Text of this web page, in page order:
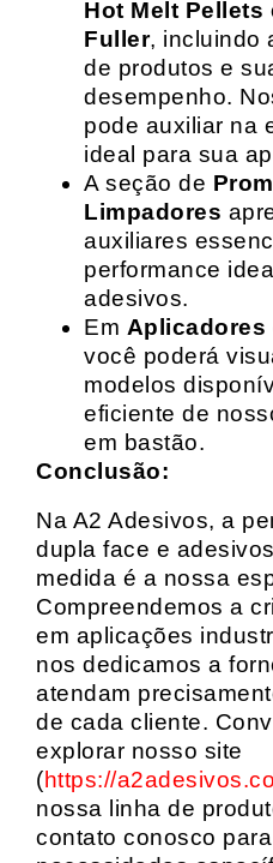
Hot Melt Pellets
Fuller, incluindo
de produtos e
desempenho.
pode auxiliar na
ideal para sua
A seção de
Limpadores
auxiliares
performance
adesivos.
Em Aplicadores
você poderá
modelos
eficiente de
em bastão.
Conclusão:
Na A2 Adesivos, a
dupla face e
medida é a nossa
Compreendemos a
em aplicações
nos dedicamos a
atendam
de cada cliente.
explorar nosso site
(https://
nossa linha de
contato conosco